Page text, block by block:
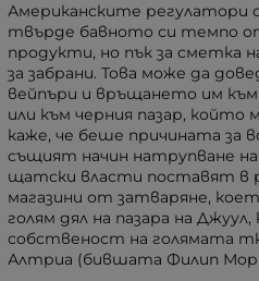
Американските регулатори
твърде бавното си темпо
продукти, но пък за сметка
за забрани. Това може да
вейпъри и връщането им
или към черния пазар, който
каже, че беше причината за
същият начин натрупване
щатски власти поставят в
магазини от затваряне,
голям дял на пазара на
собственост на голямата
Алтриа (бившата Филип